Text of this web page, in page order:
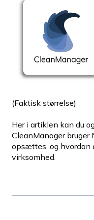
(Faktisk størrelse)
Her i artiklen kan du
CleanManager bruger
opsættes, og hvordan
virksomhed.